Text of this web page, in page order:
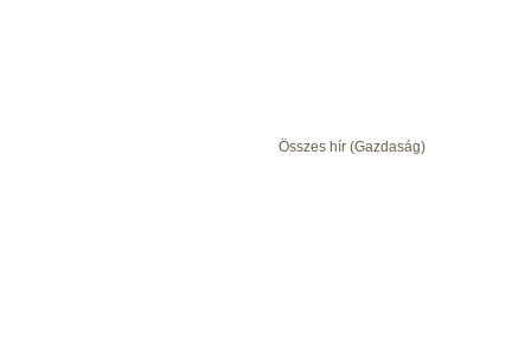
Összes hír (Gazdaság)